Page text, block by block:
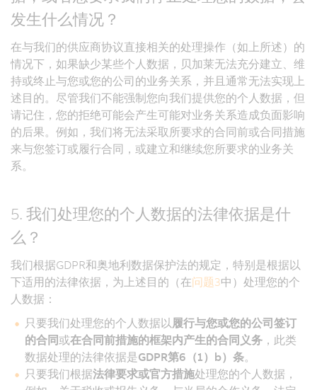
发生什么情况？
在与我们的供应商协议直接相关的处理操作（如上所述）的
情况下，如果缺少某些个人数据，贝加莱无法充分建立、维
持或终止与您或您的公司的业务关系，并且通常无法实现上
述目的。尽管我们不能强制您向我们提供您的个人数据，但
请记住，您的拒绝可能会产生可能对业务关系造成负面影响
的后果。例如，我们将无法采取所要求的合同前或合同措施
来与您签订或履行合同，或建立和继续您所要求的业务关
系。
5. 我们处理您的个人数据的法律依据是什
么？
我们根据GDPR和奥地利数据保护法的规定，特别是根据以
下适用的法律依据，为上述目的（在问题3中）处理您的个
人数据：
只要我们处理您的个人数据以 履行与您或您的公司签订
的合同或在合同前措施的框架内产生的合同义务 ，此类
数据处理的法律依据是GDPR第6（1）b）条。
只要我们根据法律要求或官方措施处理您的个人数据，